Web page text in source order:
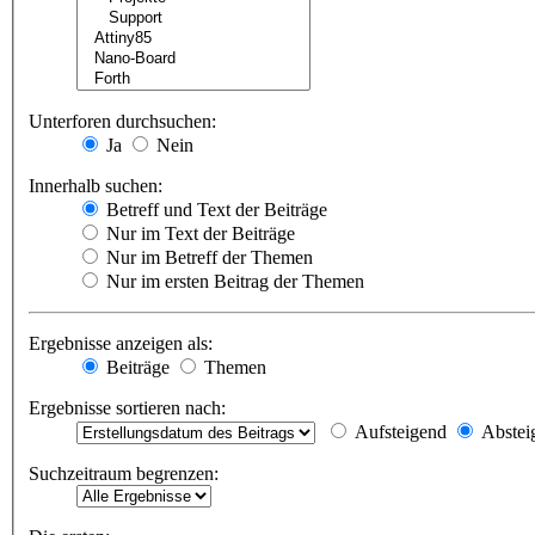
Unterforen durchsuchen:
Ja
Nein
Innerhalb suchen:
Betreff und Text der Beiträge
Nur im Text der Beiträge
Nur im Betreff der Themen
Nur im ersten Beitrag der Themen
Ergebnisse anzeigen als:
Beiträge
Themen
Ergebnisse sortieren nach:
Aufsteigend
Suchzeitraum begrenzen: